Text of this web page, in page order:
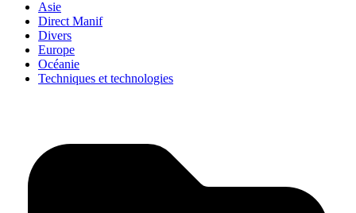
Asie
Direct Manif
Divers
Europe
Océanie
Techniques et technologies